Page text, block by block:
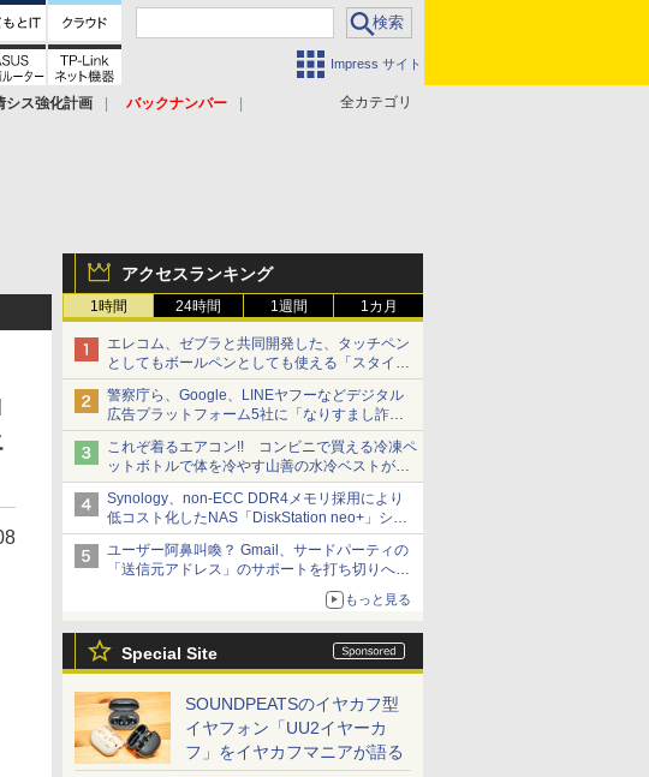
Impress サイト
全カテゴリ
シス強化計画
バックナンバー
アクセスランキング
1時間 24時間 1週間 1カ月
エレコム、ゼブラと共同開発した、タッチペン
としてもボールペンとしても使える「スタイラ
スツーウェイ」発売 iPadにも紙にも、持ち替
えずに書き込める
警察庁ら、Google、LINEヤフーなどデジタル
広告プラットフォーム5社に「なりすまし詐欺
広告」対策強化を要請 著名人の写真や映像を
使った投資詐欺などへの対策として
これぞ着るエアコン!! コンビニで買える冷凍ペ
ットボトルで体を冷やす山善の水冷ベストがロ
ードバイクにちょうどいい【ぼっち・ざ・ろー
ど！その14】【空いた時間でなにしてる？】
Synology、non-ECC DDR4メモリ採用により
低コスト化したNAS「DiskStation neo+」シリ
ーズ 予算を抑えて導入でき、ECCメモリへの
アップグレードも可能
ユーザー阿鼻叫喚？ Gmail、サードパーティの
「送信元アドレス」のサポートを打ち切りへ
もっと見る
Special Site
SOUNDPEATSのイヤカフ型
イヤフォン「UU2イヤーカ
フ」をイヤカフマニアが語る